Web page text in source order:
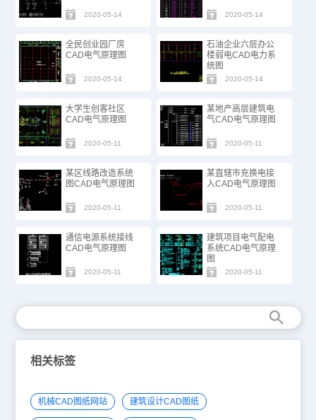
2020-05-14 2020-05-14
全民创业园厂房
CAD电气原理图
2020-05-14
石油企业六层办公
楼弱电CAD电力系
统图
2020-05-14
大学生创客社区
CAD电气原理图
2020-05-11
某地产高层建筑电
气CAD电气原理图
2020-05-11
某区线路改造系统
图CAD电气原理图
2020-05-11
某直辖市充换电接
入CAD电气原理图
2020-05-11
通信电源系统接线
CAD电气原理图
2020-05-11
建筑项目电气配电
系统CAD电气原理
图
2020-05-11
相关标签
机械CAD图纸网站 建筑设计CAD图纸